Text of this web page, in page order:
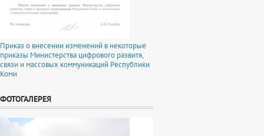
Приказ о внесении изменений в некоторые
приказы Министерства цифрового развитя,
связи и массовых коммуникаций Республики
Коми
ФОТОГАЛЕРЕЯ